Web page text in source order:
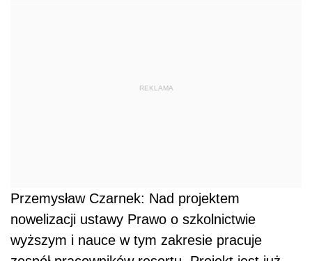
REKLAMA
Przemysław Czarnek: Nad projektem
nowelizacji ustawy Prawo o szkolnictwie
wyższym i nauce w tym zakresie pracuje